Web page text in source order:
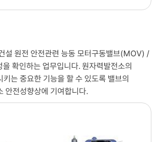
설 원전 안전관련 능동 모터구동밸브(MOV) /
확인하는 업무입니다. 원자력발전소의
는 중요한 기능을 할 수 있도록 밸브의
안전성향상에 기여합니다.